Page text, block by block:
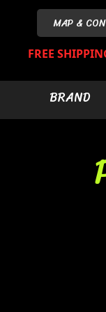
MAP &
FREE
BRAND